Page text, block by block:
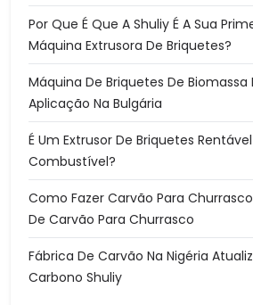
Por Que É Que A Shuliy É A Sua
Máquina Extrusora De Briquetes?
Máquina De Briquetes De Biomassa
Aplicação Na Bulgária
É Um Extrusor De Briquetes
Combustível?
Como Fazer Carvão Para
De Carvão Para Churrasco
Fábrica De Carvão Na Nigéria
Carbono Shuliy